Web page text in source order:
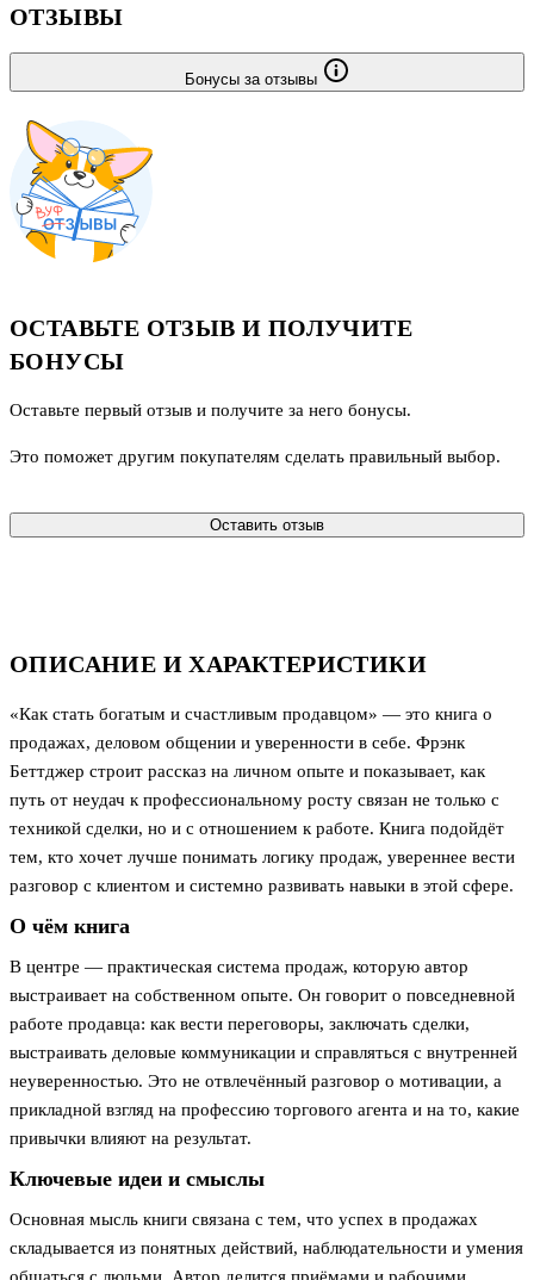
ОПИСАНИЕ И ХАРАКТЕРИСТИКИ
«Как стать богатым и счастливым продавцом» — это книга о
продажах, деловом общении и уверенности в себе. Фрэнк
Беттджер строит рассказ на личном опыте и показывает, как
путь от неудач к профессиональному росту связан не только с
техникой сделки, но и с отношением к работе. Книга подойдёт
тем, кто хочет лучше понимать логику продаж, увереннее вести
разговор с клиентом и системно развивать навыки в этой сфере.
О чём книга
В центре — практическая система продаж, которую автор
выстраивает на собственном опыте. Он говорит о повседневной
работе продавца: как вести переговоры, заключать сделки,
выстраивать деловые коммуникации и справляться с внутренней
неуверенностью. Это не отвлечённый разговор о мотивации, а
прикладной взгляд на профессию торгового агента и на то, какие
привычки влияют на результат.
Ключевые идеи и смыслы
Основная мысль книги связана с тем, что успех в продажах
складывается из понятных действий, наблюдательности и умения
ОТЗЫВЫ
Бонусы за отзывы
ОСТАВЬТЕ ОТЗЫВ И ПОЛУЧИТЕ
БОНУСЫ
Оставьте первый отзыв и получите за него бонусы.
Это поможет другим покупателям сделать правильный выбор.
Оставить отзыв